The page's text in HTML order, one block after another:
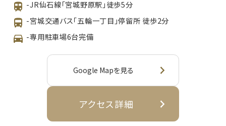
-JR仙石線「宮城野原駅」徒歩5分
-宮城交通バス「五輪一丁目」停留所 徒歩2分
-専用駐車場6台完備
Google Mapを見る
アクセス詳細